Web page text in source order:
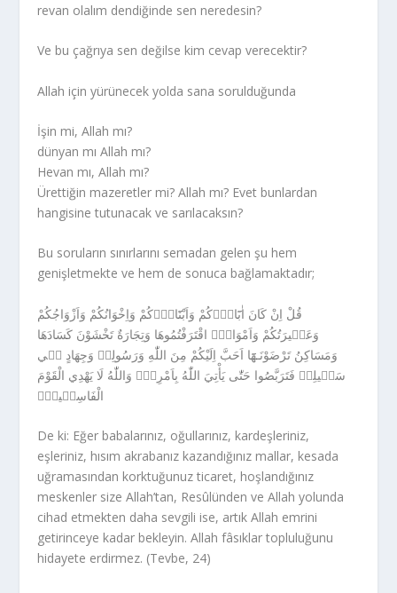
revan olalım dendiğinde sen neredesin?
Ve bu çağrıya sen değilse kim cevap verecektir?
Allah için yürünecek yolda sana sorulduğunda
İşin mi, Allah mı?
dünyan mı Allah mı?
Hevan mı, Allah mı?
Ürettiğin mazeretler mi? Allah mı? Evet bunlardan
hangisine tutunacak ve sarılacaksın?
Bu soruların sınırlarını semadan gelen şu hem
genişletmekte ve hem de sonuca bağlamaktadır;
وَعَشٖيرَتُكُمْ وَاَمْوَالٌۨ اقْتَرَفْتُمُوهَا وَتِجَارَةٌ تَخْشَوْنَ كَسَادَهَا
وَمَسَاكِنُ تَرْضَوْنَـهَٓا اَحَبَّ اِلَيْكُمْ مِنَ اللّٰهِ وَرَسُولِهٖ وَجِهَادٍ فٖي
سَبٖيلِهٖ فَتَرَبَّصُوا حَتّٰى يَأْتِيَ اللّٰهُ بِاَمْرِهٖؕ وَاللّٰهُ لَا يَهْدِي الْقَوْمَ
الْفَاسِقٖينَࣖ
De ki: Eğer babalarınız, oğullarınız, kardeşleriniz,
eşleriniz, hısım akrabanız kazandığınız mallar, kesada
uğramasından korktuğunuz ticaret, hoşlandığınız
meskenler size Allah’tan, Resûlünden ve Allah yolunda
cihad etmekten daha sevgili ise, artık Allah emrini
getirinceye kadar bekleyin. Allah fâsıklar topluluğunu
hidayete erdirmez. (Tevbe, 24)